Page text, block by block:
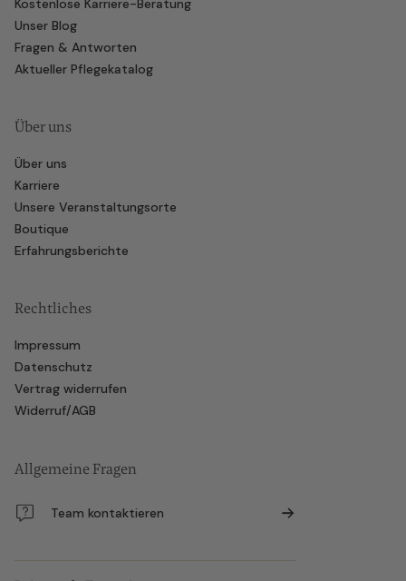
Kostenlose Karriere-Beratung
Unser Blog
Fragen & Antworten
Aktueller Pflegekatalog
Über uns
Über uns
Karriere
Unsere Veranstaltungsorte
Boutique
Erfahrungsberichte
Rechtliches
Impressum
Datenschutz
Vertrag widerrufen
Widerruf/AGB
Allgemeine Fragen
Team kontaktieren